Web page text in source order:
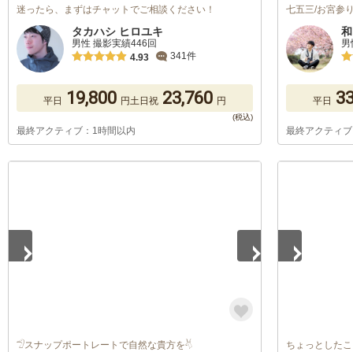
迷ったら、まずはチャットでご相談ください！
タカハシ ヒロユキ
男性 撮影実績446回
4.93
341件
平日 19,800 円土日祝 23,760 円
最終アクティブ：1時間以内
七五三/お宮参
平日
最終アクティ
𓅿スナップポートレートで自然な貴方を𓄃 ちょっとした